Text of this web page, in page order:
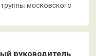
московского
руководитель